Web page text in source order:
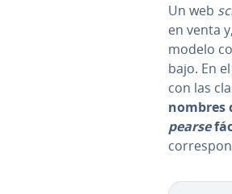
Un web
en venta
modelo
ba­jo. En
con las
nombres
pear­se